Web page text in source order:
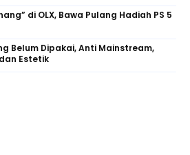
di OLX, Bawa Pulang Hadiah PS 5
Belum Dipakai, Anti Mainstream,
Estetik